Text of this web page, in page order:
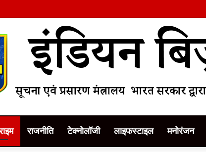
राजनीति टेक्नोलॉजी लाइफस्टाइल मनोरंजन